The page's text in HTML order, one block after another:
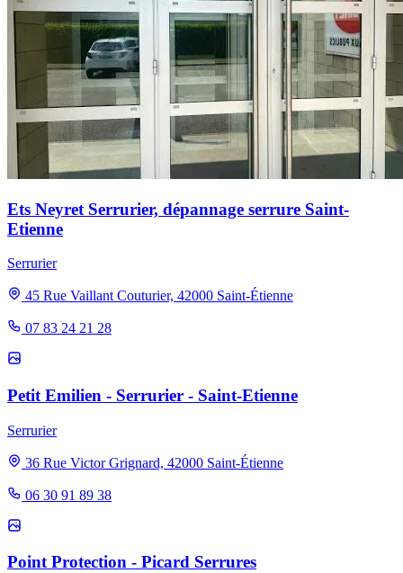
Ets Neyret Serrurier, dépannage serrure Saint-
Etienne
Serrurier
45 Rue Vaillant Couturier, 42000 Saint-Étienne
07 83 24 21 28
Petit Emilien - Serrurier - Saint-Etienne
Serrurier
36 Rue Victor Grignard, 42000 Saint-Étienne
06 30 91 89 38
Point Protection - Picard Serrures